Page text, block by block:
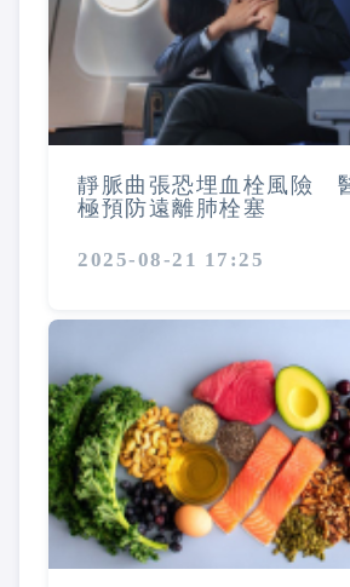
靜脈曲張恐埋血栓風險
極預防遠離肺栓塞
2025-08-21 17:25